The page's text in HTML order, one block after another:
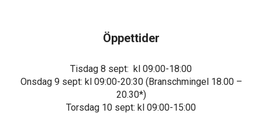
Öppettider
Tisdag 8 sept: kl 09:00-18:00
Onsdag 9 sept: kl 09:00-20:30 (Branschmingel 18.00 –
20.30*)
Torsdag 10 sept: kl 09:00-15:00